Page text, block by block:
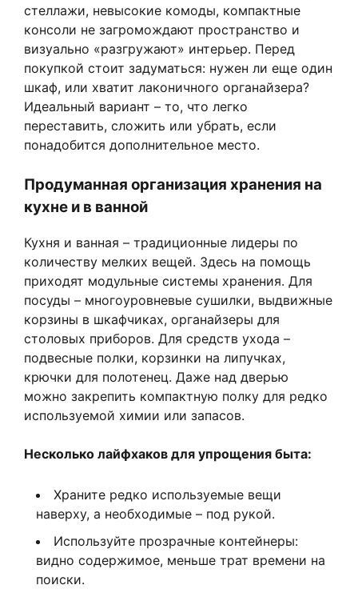
стеллажи, невысокие комоды, компактные
консоли не загромождают пространство и
визуально «разгружают» интерьер. Перед
покупкой стоит задуматься: нужен ли еще один
шкаф, или хватит лаконичного органайзера?
Идеальный вариант – то, что легко
переставить, сложить или убрать, если
понадобится дополнительное место.
Продуманная организация хранения на
кухне и в ванной
Кухня и ванная – традиционные лидеры по
количеству мелких вещей. Здесь на помощь
приходят модульные системы хранения. Для
посуды – многоуровневые сушилки, выдвижные
корзины в шкафчиках, органайзеры для
столовых приборов. Для средств ухода –
подвесные полки, корзинки на липучках,
крючки для полотенец. Даже над дверью
можно закрепить компактную полку для редко
используемой химии или запасов.
Несколько лайфхаков для упрощения быта:
Храните редко используемые вещи
наверху, а необходимые – под рукой.
Используйте прозрачные контейнеры:
видно содержимое, меньше трат времени на
поиски.